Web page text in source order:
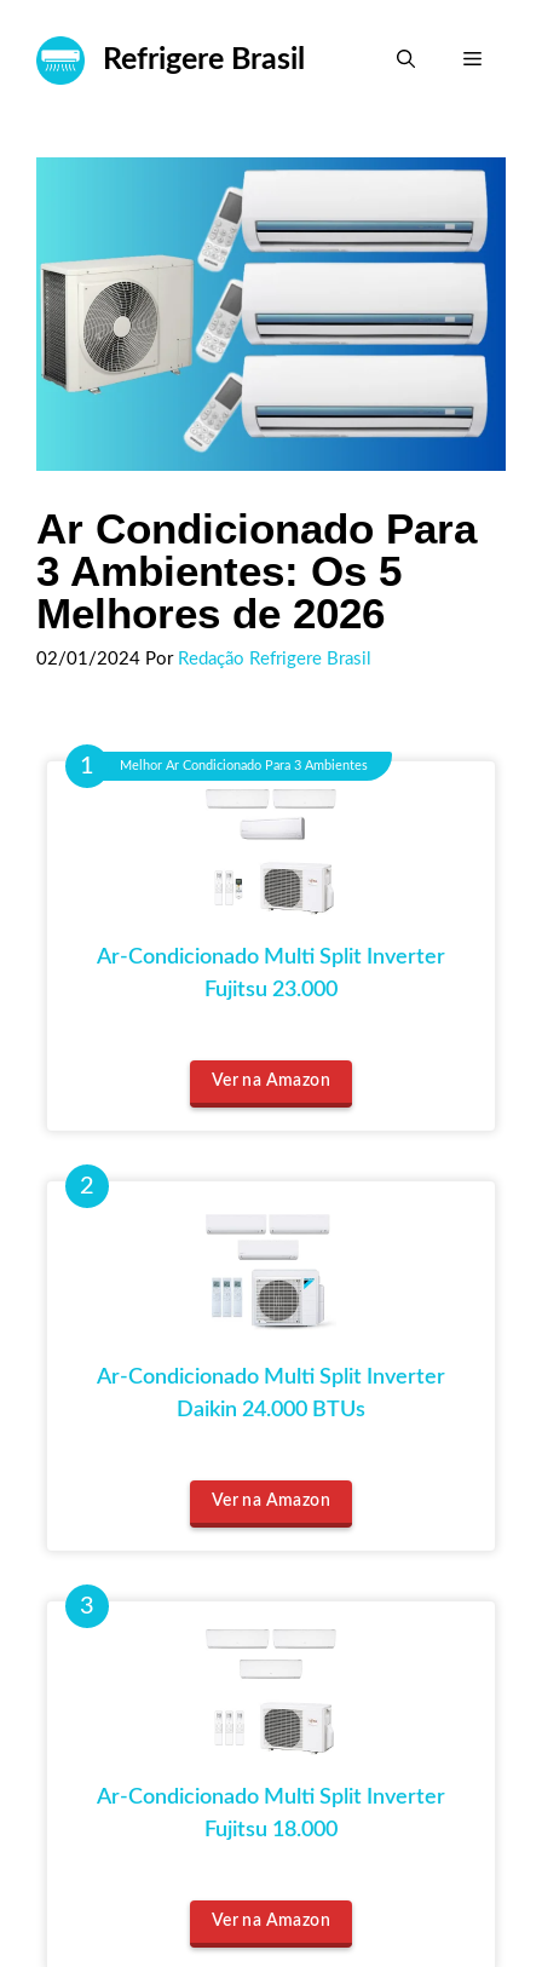
Refrigere Brasil Menu
Ar Condicionado Para
3 Ambientes: Os 5
Melhores de 2026
02/01/2024 Por Redação Refrigere Brasil
Melhor Ar Condicionado Para 3 Ambientes
Ar-Condicionado Multi Split Inverter
Fujitsu 23.000
Ver na Amazon
Ar-Condicionado Multi Split Inverter
Daikin 24.000 BTUs
Ver na Amazon
Ar-Condicionado Multi Split Inverter
Fujitsu 18.000
Ver na Amazon